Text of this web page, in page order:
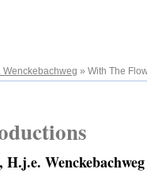
Wenckebachweg » With The